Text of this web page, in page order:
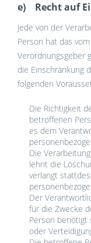
e) Recht auf
Jede von der
Person hat das
Verordnungsgeber
die Einschränkung
folgenden
Die Richtigkeit
betroffenen
es dem
Die
lehnt die
verlangt
Der
für die Zwecke
Person benötigt
oder